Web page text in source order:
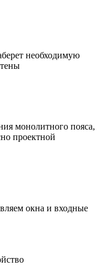
необходимую
монолитного пояса,
проектной
окна и входные